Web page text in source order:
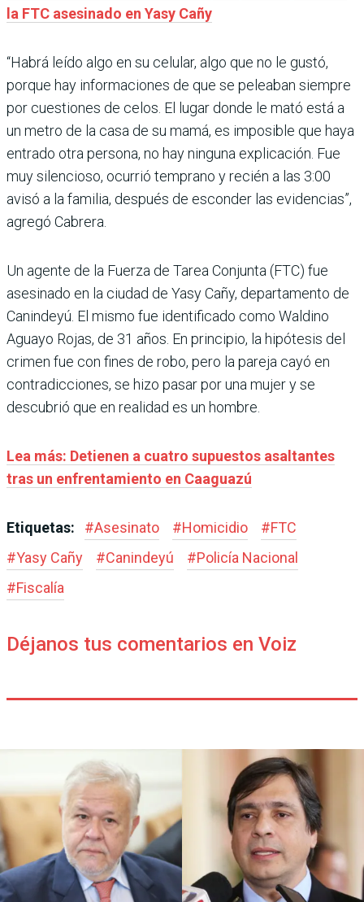
la FTC asesinado en Yasy Cañy
“Habrá leído algo en su celular, algo que no le gustó,
porque hay informaciones de que se peleaban siempre
por cuestiones de celos. El lugar donde le mató está a
un metro de la casa de su mamá, es imposible que haya
entrado otra persona, no hay ninguna explicación. Fue
muy silencioso, ocurrió temprano y recién a las 3:00
avisó a la familia, después de esconder las evidencias”,
agregó Cabrera.
Un agente de la Fuerza de Tarea Conjunta (FTC) fue
asesinado en la ciudad de Yasy Cañy, departamento de
Canindeyú. El mismo fue identificado como Waldino
Aguayo Rojas, de 31 años. En principio, la hipótesis del
crimen fue con fines de robo, pero la pareja cayó en
contradicciones, se hizo pasar por una mujer y se
descubrió que en realidad es un hombre.
Lea más: Detienen a cuatro supuestos asaltantes
tras un enfrentamiento en Caaguazú
Etiquetas: #Asesinato #Homicidio #FTC
#Yasy Cañy #Canindeyú #Policía Nacional
#Fiscalía
Déjanos tus comentarios en Voiz